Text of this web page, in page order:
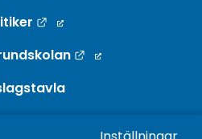
Länk till annan
Länk till annan